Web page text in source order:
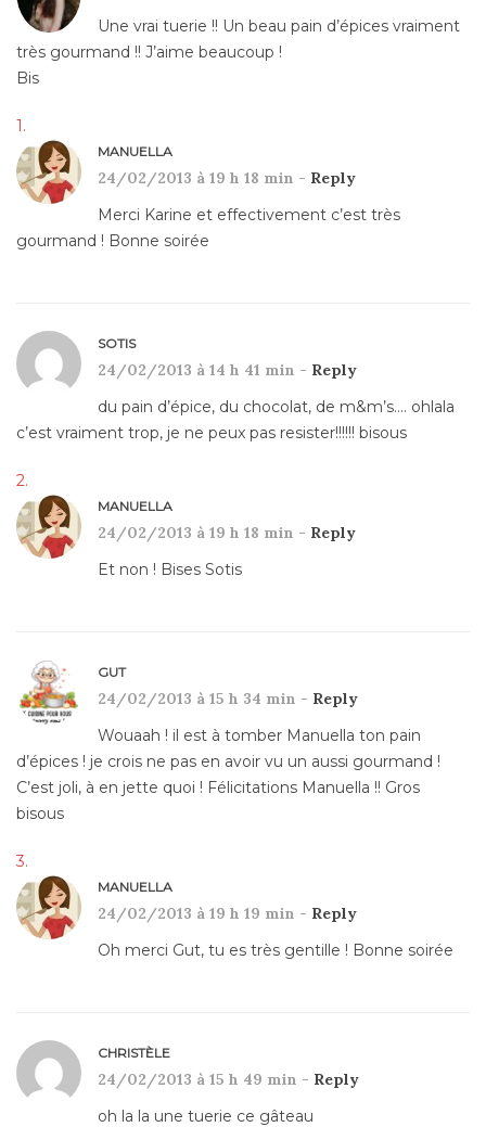
Une vrai tuerie !! Un beau pain d’épices vraiment
très gourmand !! J’aime beaucoup !
Bis
MANUELLA
24/02/2013 à 19 h 18 min - Reply
Merci Karine et effectivement c’est très
gourmand ! Bonne soirée
SOTIS
24/02/2013 à 14 h 41 min - Reply
du pain d’épice, du chocolat, de m&m’s…. ohlala
c’est vraiment trop, je ne peux pas resister!!!!!! bisous
MANUELLA
24/02/2013 à 19 h 18 min - Reply
Et non ! Bises Sotis
GUT
24/02/2013 à 15 h 34 min - Reply
Wouaah ! il est à tomber Manuella ton pain
d’épices ! je crois ne pas en avoir vu un aussi gourmand !
C’est joli, à en jette quoi ! Félicitations Manuella !! Gros
bisous
MANUELLA
24/02/2013 à 19 h 19 min - Reply
Oh merci Gut, tu es très gentille ! Bonne soirée
CHRISTÈLE
24/02/2013 à 15 h 49 min - Reply
oh la la une tuerie ce gâteau